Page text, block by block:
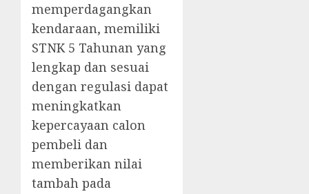
memperdagangkan
kendaraan, memiliki
STNK 5 Tahunan yang
lengkap dan sesuai
dengan regulasi dapat
meningkatkan
kepercayaan calon
pembeli dan
memberikan nilai
tambah pada